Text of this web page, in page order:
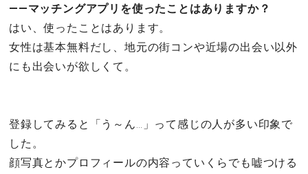
――マッチングアプリを使ったことはありますか？
はい、使ったことはあります。
女性は基本無料だし、地元の街コンや近場の出会い以外
にも出会いが欲しくて。
登録してみると「う～ん…」って感じの人が多い印象で
した。
顔写真とかプロフィールの内容っていくらでも嘘つける